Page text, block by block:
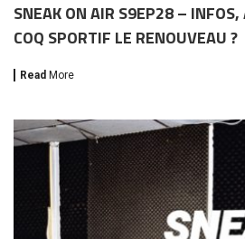
SNEAK ON AIR S9EP28 –
COQ SPORTIF LE RENOUVEAU ?
Read More